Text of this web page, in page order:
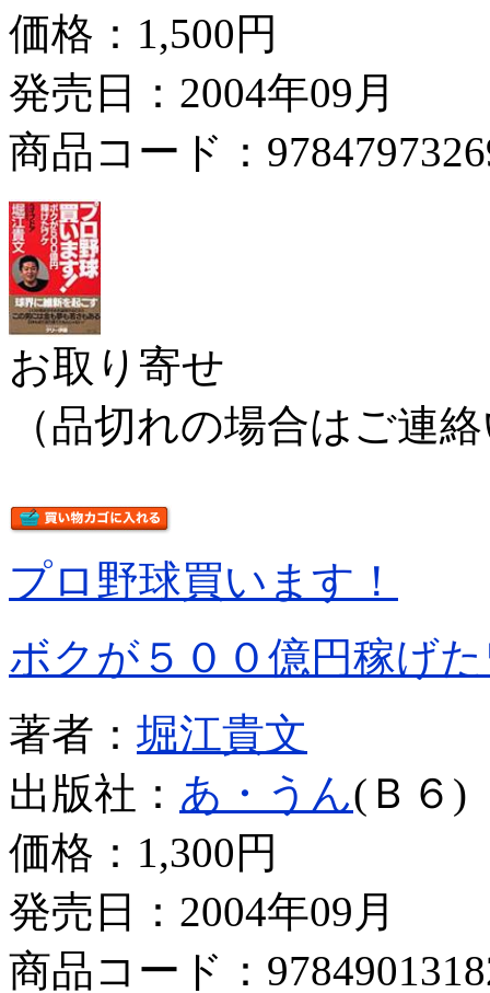
価格： 1,500円
発売日：2004年09月
商品コード：
お取り寄せ
（品切れの場合はご連
プロ野球買います！
ボクが５００億円稼げ
著者： 堀江貴文
出版社： あ・うん(Ｂ６)
価格： 1,300円
発売日：2004年09月
商品コード：